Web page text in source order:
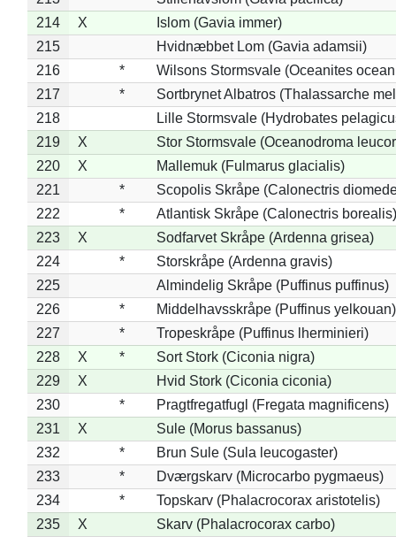
214
X
Islom (Gavia immer)
215
Hvidnæbbet Lom (Gavia adamsii)
216
*
Wilsons Stormsvale (Oceanites
217
*
Sortbrynet Albatros (Thalassarche
218
Lille Stormsvale (Hydrobates
219
X
Stor Stormsvale (Oceanodroma
220
X
Mallemuk (Fulmarus glacialis)
221
*
Scopolis Skråpe (Calonectris
222
*
Atlantisk Skråpe (Calonectris borealis)
223
X
Sodfarvet Skråpe (Ardenna grisea)
224
*
Storskråpe (Ardenna gravis)
225
Almindelig Skråpe (Puffinus puffinus)
226
*
Middelhavsskråpe (Puffinus yelkouan)
227
*
Tropeskråpe (Puffinus lherminieri)
228
X *
Sort Stork (Ciconia nigra)
229
X
Hvid Stork (Ciconia ciconia)
230
*
Pragtfregatfugl (Fregata magnificens)
231
X
Sule (Morus bassanus)
232
*
Brun Sule (Sula leucogaster)
233
*
Dværgskarv (Microcarbo pygmaeus)
234
*
Topskarv (Phalacrocorax aristotelis)
235
X Skarv (Phalacrocorax carbo)